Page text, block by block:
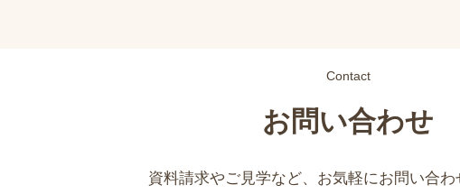
Contact
お問い合わせ
資料請求やご見学など、 お気軽にお問い合